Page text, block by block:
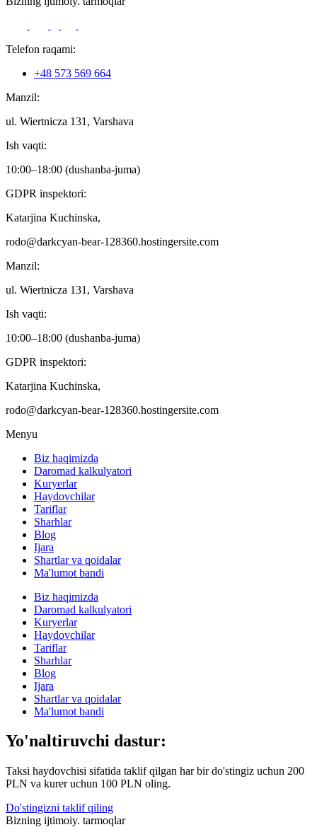
Telefon raqami:
+48 573 569 664
Manzil:
ul. Wiertnicza 131, Varshava
Ish vaqti:
10:00–18:00 (dushanba-juma)
GDPR inspektori:
Katarjina Kuchinska,
rodo@darkcyan-bear-128360.hostingersite.com
Manzil:
ul. Wiertnicza 131, Varshava
Ish vaqti:
10:00–18:00 (dushanba-juma)
GDPR inspektori:
Katarjina Kuchinska,
rodo@darkcyan-bear-128360.hostingersite.com
Menyu
Biz haqimizda
Daromad kalkulyatori
Kuryerlar
Haydovchilar
Tariflar
Sharhlar
Blog
Ijara
Shartlar va qoidalar
Ma'lumot bandi
Biz haqimizda
Daromad kalkulyatori
Kuryerlar
Haydovchilar
Tariflar
Sharhlar
Blog
Ijara
Shartlar va qoidalar
Ma'lumot bandi
Yo'naltiruvchi dastur:
Taksi haydovchisi sifatida taklif qilgan har bir do'stingiz uchun 200
PLN va kurer uchun 100 PLN oling.
Do'stingizni taklif qiling
Bizning ijtimoiy. tarmoqlar